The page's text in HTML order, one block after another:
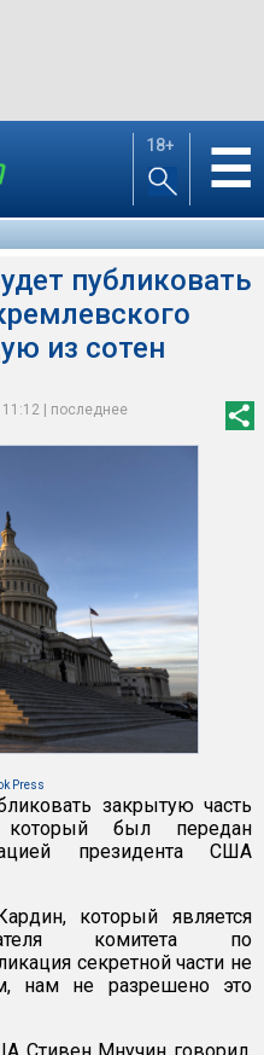
18+ ☰
публиковать
из сотен
11:12 | последнее
Press
закрытую часть
который был передан
президента США
который является
комитета по
секретной части не
нам не разрешено это
Стивен Мнучин говорил,